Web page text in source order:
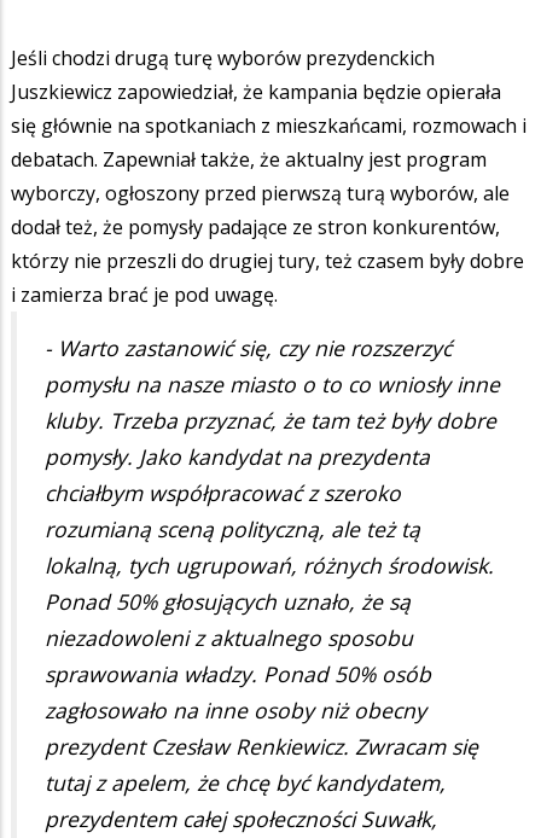
Jeśli chodzi drugą turę wyborów prezydenckich
Juszkiewicz zapowiedział, że kampania będzie opierała
się głównie na spotkaniach z mieszkańcami, rozmowach i
debatach. Zapewniał także, że aktualny jest program
wyborczy, ogłoszony przed pierwszą turą wyborów, ale
dodał też, że pomysły padające ze stron konkurentów,
którzy nie przeszli do drugiej tury, też czasem były dobre
i zamierza brać je pod uwagę.
- Warto zastanowić się, czy nie rozszerzyć
pomysłu na nasze miasto o to co wniosły inne
kluby. Trzeba przyznać, że tam też były dobre
pomysły. Jako kandydat na prezydenta
chciałbym współpracować z szeroko
rozumianą sceną polityczną, ale też tą
lokalną, tych ugrupowań, różnych środowisk.
Ponad 50% głosujących uznało, że są
niezadowoleni z aktualnego sposobu
sprawowania władzy. Ponad 50% osób
zagłosowało na inne osoby niż obecny
prezydent Czesław Renkiewicz. Zwracam się
tutaj z apelem, że chcę być kandydatem,
prezydentem całej społeczności Suwałk,